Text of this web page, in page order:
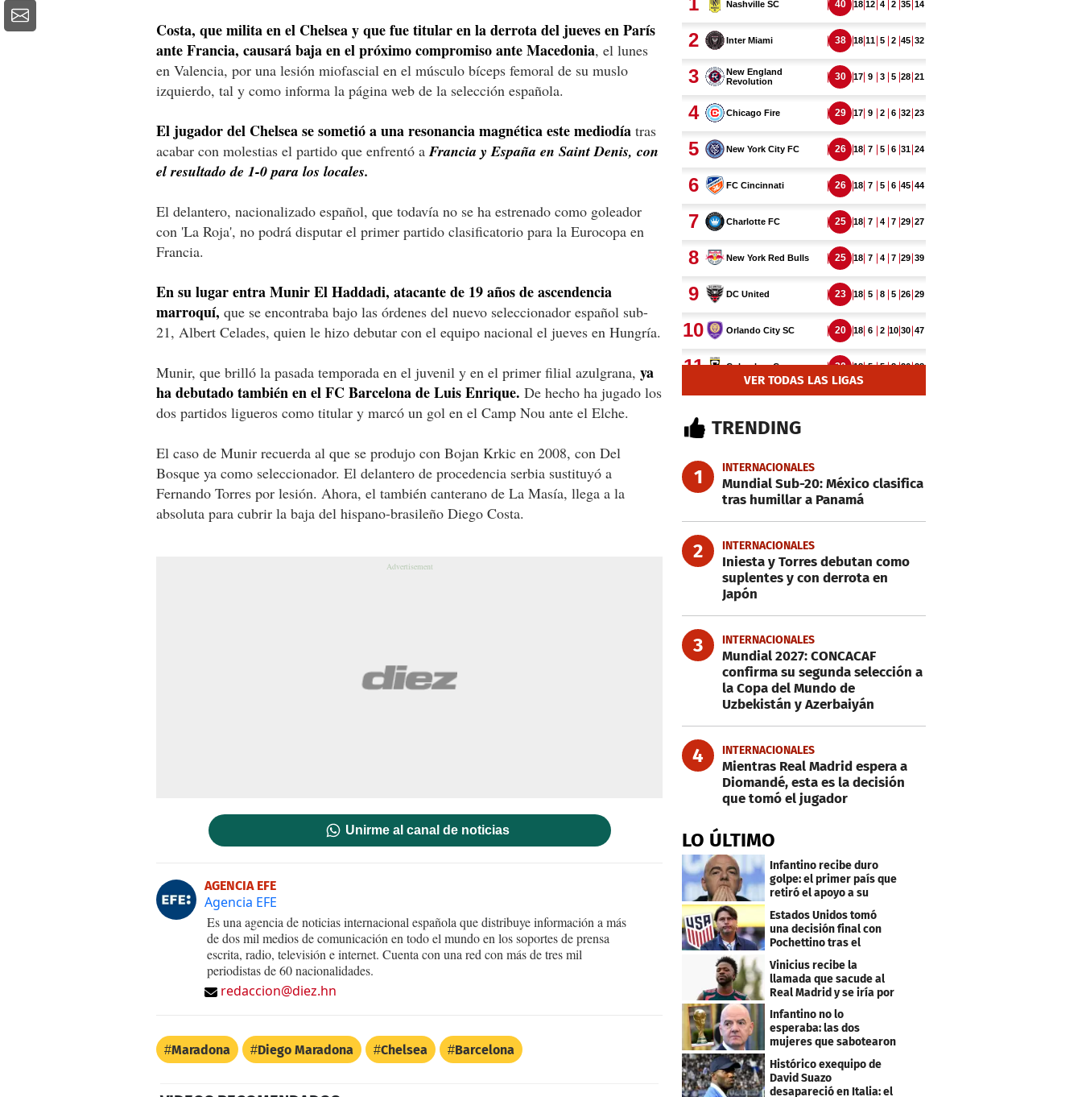
Costa, que milita en el Chelsea y que fue titular en la derrota del jueves en París
ante Francia, causará baja en el próximo compromiso ante Macedonia, el lunes
en Valencia, por una lesión miofascial en el músculo bíceps femoral de su muslo
izquierdo, tal y como informa la página web de la selección española.
El jugador del Chelsea se sometió a una resonancia magnética este mediodía tras
acabar con molestias el partido que enfrentó aFrancia y España en Saint Denis, con
el resultado de 1-0 para los locales.
El delantero, nacionalizado español, que todavía no se ha estrenado como goleador
con 'La Roja', no podrá disputar el primer partido clasificatorio para la Eurocopa en
Francia.
En su lugar entra Munir El Haddadi, atacante de 19 años de ascendencia
marroquí, que se encontraba bajo las órdenes del nuevo seleccionador español sub-
21, Albert Celades, quien le hizo debutar con el equipo nacional el jueves en Hungría.
Munir, que brilló la pasada temporada en el juvenil y en el primer filial azulgrana, ya
ha debutado también en el FC Barcelona de Luis Enrique. De hecho ha jugado los
dos partidos ligueros como titular y marcó un gol en el Camp Nou ante el Elche.
El caso de Munir recuerda al que se produjo con Bojan Krkic en 2008, con Del
Bosque ya como seleccionador. El delantero de procedencia serbia sustituyó a
Fernando Torres por lesión. Ahora, el también canterano de La Masía, llega a la
absoluta para cubrir la baja del hispano-brasileño Diego Costa.
Unirme al canal de noticias
AGENCIA EFE
Agencia EFE
Es una agencia de noticias internacional española que distribuye información a más
de dos mil medios de comunicación en todo el mundo en los soportes de prensa
escrita, radio, televisión e internet. Cuenta con una red con más de tres mil
periodistas de 60 nacionalidades.
redaccion@diez.hn
Maradona Diego Maradona Chelsea Barcelona
VER TODAS LAS LIGAS
TRENDING
1 INTERNACIONALES
Mundial Sub-20: México clasifica
tras humillar a Panamá
2 INTERNACIONALES
Iniesta y Torres debutan como
suplentes y con derrota en
Japón
3 INTERNACIONALES
Mundial 2027: CONCACAF
confirma su segunda selección a
la Copa del Mundo de
Uzbekistán y Azerbaiyán
4 INTERNACIONALES
Mientras Real Madrid espera a
Diomandé, esta es la decisión
que tomó el jugador
LO ÚLTIMO
Infantino recibe duro
golpe: el primer país que
retiró el apoyo a su
Estados Unidos tomó
una decisión final con
Pochettino tras el
Mundial
Vinicius recibe la
llamada que sacude al
Real Madrid y se iría por
este salario
Infantino no lo
esperaba: las dos
mujeres que sabotearon
sus planes con el
Mundial
Histórico exequipo de
David Suazo
desapareció en Italia: el